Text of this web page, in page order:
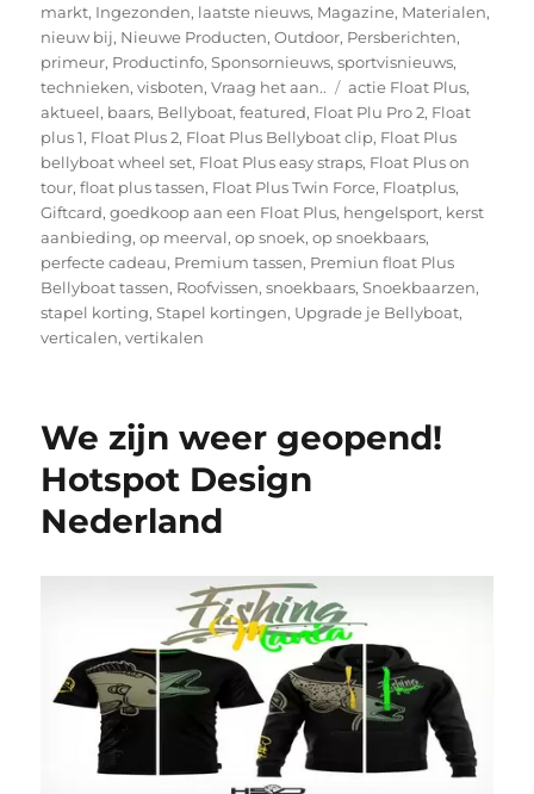
markt, Ingezonden, laatste nieuws, Magazine, Materialen,
nieuw bij, Nieuwe Producten,Outdoor, Persberichten,
primeur, Productinfo,Sponsornieuws,sportvisnieuws,
technieken,visboten,Vraag het aan.. Tags
actie Float Plus,
aktueel, baars, Bellyboat,featured, Float Plu Pro 2, Float
plus 1, Float Plus 2, Float Plus Bellyboat clip, Float Plus
bellyboat wheel set, Float Plus easy straps, Float Plus on
tour,float plus tassen, Float Plus Twin Force, Floatplus,
Giftcard,goedkoop aan een Float Plus, hengelsport, kerst
aanbieding,op meerval,op snoek,op snoekbaars,
perfecte cadeau, Premium tassen, Premiun float Plus
Bellyboat tassen, Roofvissen,snoekbaars,Snoekbaarzen,
stapel korting,Stapel kortingen, Upgrade je Bellyboat,
verticalen,vertikalen
We zijn weer geopend!
Hotspot Design
Nederland